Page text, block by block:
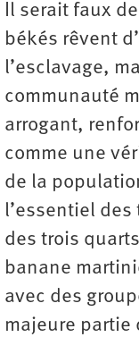
Il serait faux
békés rêvent
l’esclavage,
communauté
arrogant,
comme une
de la
l’essentiel
des trois
banane
avec des
majeure partie